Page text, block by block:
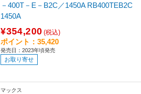
－400T－E－B2C／1450A RB400TEB2C
1450A
¥354,200 (税込)
ポイント：35,420
発売日：2023年頃発売
お取り寄せ
マックス